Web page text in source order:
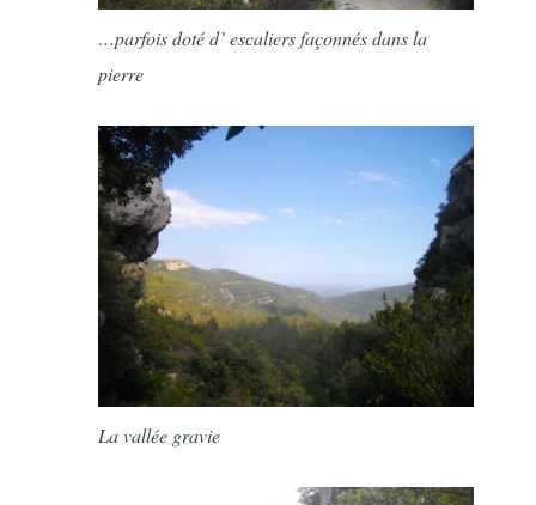
…parfois doté d’ escaliers façonnés dans la
pierre
La vallée gravie